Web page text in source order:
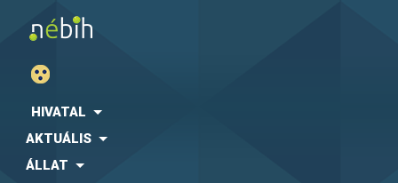
HIVATAL
AKTUÁLIS
ÁLLAT